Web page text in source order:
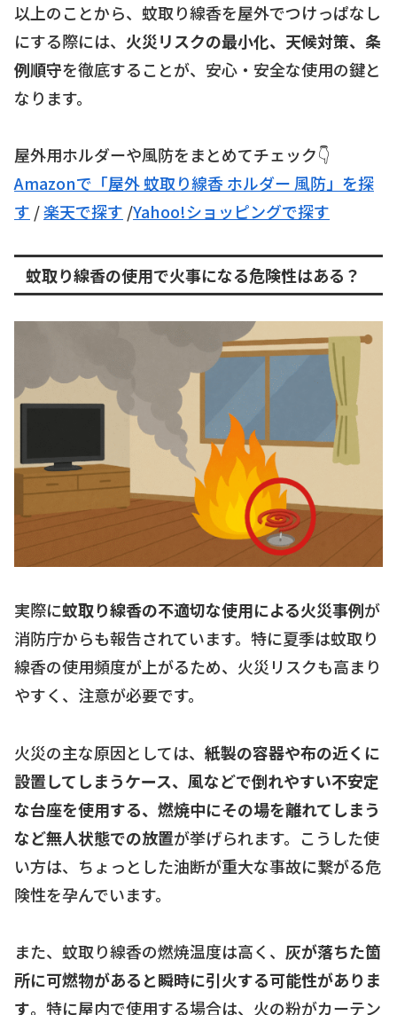
以上のことから、蚊取り線香を屋外でつけっぱなし
にする際には、 火災リスクの最小化、天候対策、条
例順守を徹底することが、安心・安全な使用の鍵と
なります。
屋外用ホルダーや風防をまとめてチェック👇
Amazonで「屋外 蚊取り線香 ホルダー 風防」を探
す /楽天で探す /Yahoo!ショッピングで探す
蚊取り線香の使用で火事になる危険性はある？
実際に蚊取り線香の不適切な使用による火災事例が
消防庁からも報告されています。特に夏季は蚊取り
線香の使用頻度が上がるため、火災リスクも高まり
やすく、注意が必要です。
火災の主な原因としては、 紙製の容器や布の近くに
設置してしまうケース、風などで倒れやすい不安定
な台座を使用する、燃焼中にその場を離れてしまう
など無人状態での放置が挙げられます。こうした使
い方は、ちょっとした油断が重大な事故に繋がる危
険性を孕んでいます。
また、蚊取り線香の燃焼温度は高く、 灰が落ちた箇
所に可燃物があると瞬時に引火する可能性がありま
す。特に屋内で使用する場合は、火の粉がカーテン